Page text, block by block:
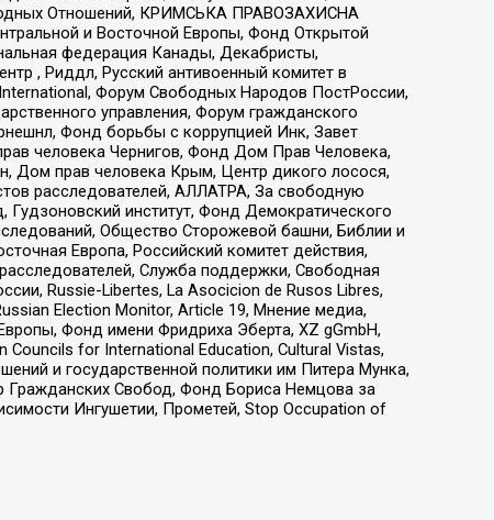
Отношений, КРИМСЬКА ПРАВОЗАХИСНА
и Восточной Европы, Фонд Открытой
федерация Канады, Декабристы,
, Риддл, Русский антивоенный комитет в
Форум Свободных Народов ПостРоссии,
управления, Форум гражданского
Фонд борьбы с коррупцией Инк, Завет
человека Чернигов, Фонд Дом Прав Человека,
Дом прав человека Крым, Центр дикого лосося,
расследователей, АЛЛАТРА, За свободную
институт, Фонд Демократического
Общество Сторожевой башни, Библии и
Европа, Российский комитет действия,
Служба поддержки, Свободная
Russie-Libertes, La Asocicion de Rusos Libres,
Election Monitor, Article 19, Мнение медиа,
Фонд имени Фридриха Эберта, XZ gGmbH,
for International Education, Cultural Vistas,
и государственной политики им Питера Мунка,
Гражданских Свобод, Фонд Бориса Немцова за
Ингушетии, Прометей, Stop Occupation of